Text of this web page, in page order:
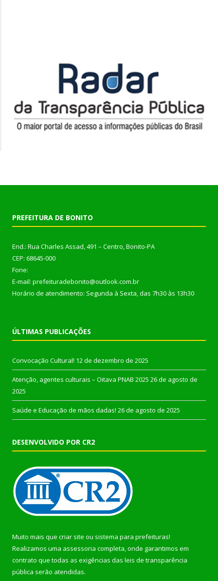
PREFEITURA DE BONITO
End.: Rua Charles Assad, 491 – Centro, Bonito-PA
CEP: 68645-000
Fone:
E-mail: prefeituradebonito@outlook.com.br
Horário de atendimento: Segunda à Sexta, das 7h30 às 13h30
ÚLTIMAS PUBLICAÇÕES
Convocação Cultural! 12 de dezembro de 2025
Atenção, agentes culturais – Oitava PNAB 2025 26 de agosto de
2025
Saúde e Educação de mãos dadas! 26 de agosto de 2025
DESENVOLVIDO POR CR2
Muito mais que criar site ou sistema para prefeituras!
Realizamos uma assessoria completa, onde garantimos em
contrato que todas as exigências das leis de transparência
pública serão atendidas.